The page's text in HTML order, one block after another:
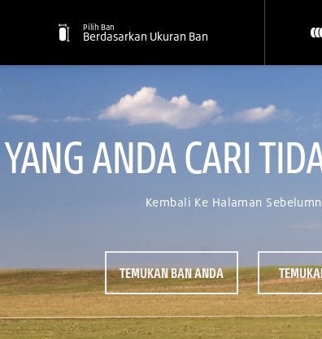
Pilih Ban
Berdasarkan Ukuran Ban
ANDA CARI
Kembali Ke Halaman
TEMUKAN BAN ANDA